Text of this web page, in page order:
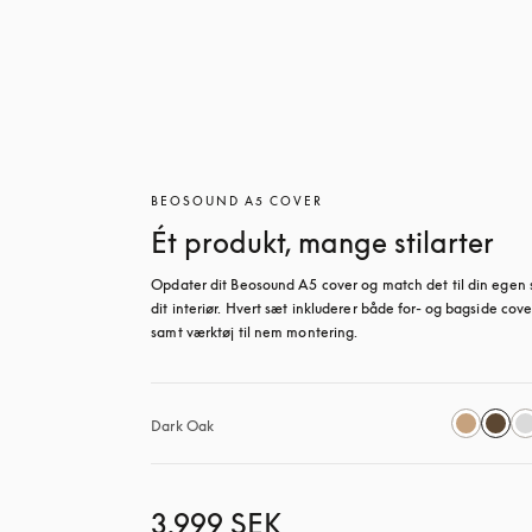
BEOSOUND A5 COVER
Ét produkt, mange stilarter
Opdater dit Beosound A5 cover og match det til din egen
dit interiør. Hvert sæt inkluderer både for- og bagside
samt værktøj til nem montering.
Dark Oak
3.999 SEK